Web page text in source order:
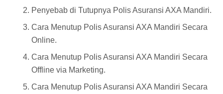
Penyebab di Tutupnya Polis Asuransi AXA Mandiri.
Cara Menutup Polis Asuransi AXA Mandiri Secara
Online.
Cara Menutup Polis Asuransi AXA Mandiri Secara
Offline via Marketing.
Cara Menutup Polis Asuransi AXA Mandiri Secara